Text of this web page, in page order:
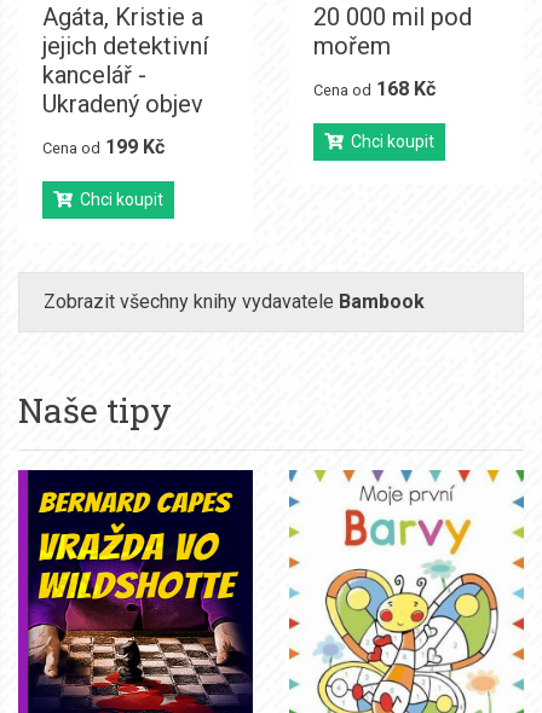
Agáta, Kristie a
jejich detektivní
kancelář -
Ukradený objev
Cena od 199 Kč
Chci koupit
20 000 mil pod
mořem
Cena od 168 Kč
Chci koupit
Zobrazit všechny knihy vydavatele Bambook
Naše tipy